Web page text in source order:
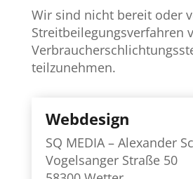
Wir sind nicht bereit oder
Streitbeilegungsverfahren
teilzunehmen.
Webdesign
SQ MEDIA – Alexander
Vogelsanger Straße 50